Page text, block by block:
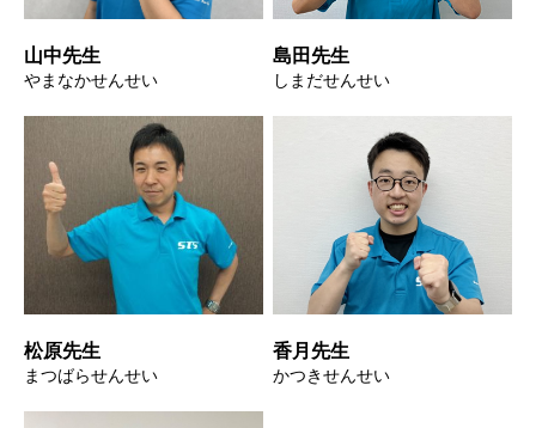
山中先生
やまなかせんせい
島田先生
しまだせんせい
松原先生
まつばらせんせい
香月先生
かつきせんせい